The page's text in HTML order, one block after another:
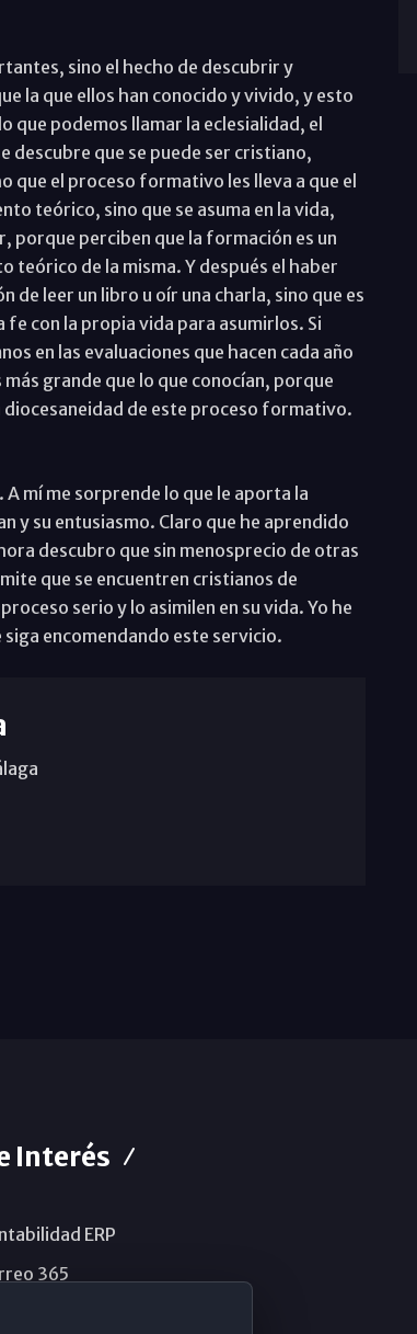
sino el hecho de descubrir y
la que ellos han conocido y vivido, y esto
que podemos llamar la eclesialidad, el
descubre que se puede ser cristiano,
que el proceso formativo les lleva a que el
teórico, sino que se asuma en la vida,
porque perciben que la formación es un
teórico de la misma. Y después el haber
de leer un libro u oír una charla, sino que es
con la propia vida para asumirlos. Si
en las evaluaciones que hacen cada año
grande que lo que conocían, porque
diocesaneidad de este proceso formativo.
mí me sorprende lo que le aporta la
y su entusiasmo. Claro que he aprendido
descubro que sin menosprecio de otras
que se encuentren cristianos de
serio y lo asimilen en su vida. Yo he
encomendando este servicio.
Interés
ERP
365